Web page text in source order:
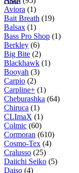
Aviora (1)
Bait Breath (19)
Balsax (1)
Bass Pro Shop (1)
Berkley (6)
Big Bite (2)
Blackhawk (1)
Booyah (3)
Carpio (2)
Carpline+ (1)
Cheburashka (64)
Chiruca (1)
CLImaX (1)
Colmic (60)
Cormoran (610)
Cosmo-Tex (4)
Cralusso (25)
Daiichi Seiko (5)
Daiso (4)